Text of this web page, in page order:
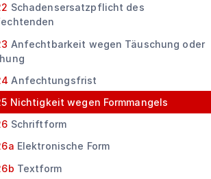
Schadensersatzpflicht des
Anfechtbarkeit wegen Täuschung oder
Anfechtungsfrist
Nichtigkeit wegen Formmangels
Schriftform
Elektronische Form
Textform